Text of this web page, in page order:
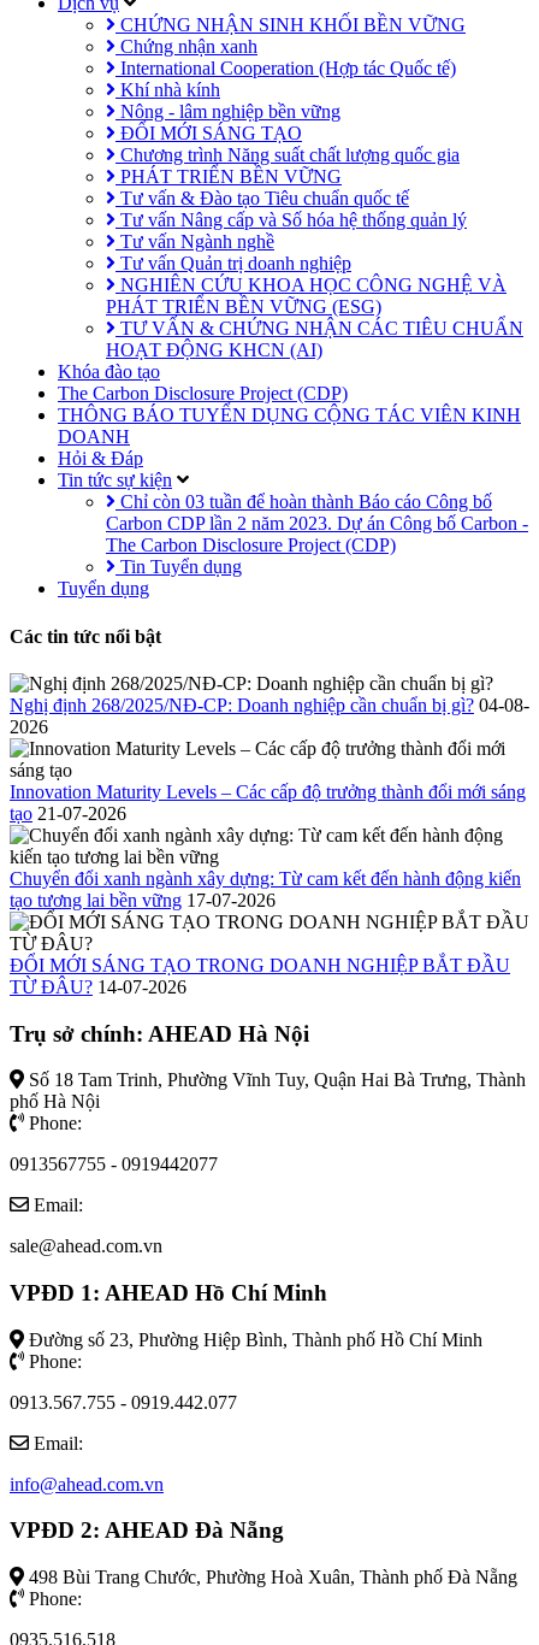
CHỨNG NHẬN SINH KHỐI BỀN VỮNG
Chứng nhận xanh
International Cooperation (Hợp tác Quốc tế)
Khí nhà kính
Nông - lâm nghiệp bền vững
ĐỔI MỚI SÁNG TẠO
Chương trình Năng suất chất lượng quốc gia
PHÁT TRIỂN BỀN VỮNG
Tư vấn & Đào tạo Tiêu chuẩn quốc tế
Tư vấn Nâng cấp và Số hóa hệ thống quản lý
Tư vấn Ngành nghề
Tư vấn Quản trị doanh nghiệp
NGHIÊN CỨU KHOA HỌC CÔNG NGHỆ VÀ
PHÁT TRIỂN BỀN VỮNG (ESG)
TƯ VẤN & CHỨNG NHẬN CÁC TIÊU CHUẨN
HOẠT ĐỘNG KHCN (AI)
Khóa đào tạo
The Carbon Disclosure Project (CDP)
THÔNG BÁO TUYỂN DỤNG CỘNG TÁC VIÊN KINH
DOANH
Hỏi & Đáp
Tin tức sự kiện
Chỉ còn 03 tuần để hoàn thành Báo cáo Công bố
Carbon CDP lần 2 năm 2023. Dự án Công bố Carbon -
The Carbon Disclosure Project (CDP)
Tin Tuyển dụng
Tuyển dụng
Các tin tức nổi bật
Nghị định 268/2025/NĐ-CP: Doanh nghiệp cần chuẩn bị gì? 04-08-
2026
Innovation Maturity Levels – Các cấp độ trưởng thành đổi mới sáng
tạo 21-07-2026
Chuyển đổi xanh ngành xây dựng: Từ cam kết đến hành động kiến
tạo tương lai bền vững 17-07-2026
ĐỔI MỚI SÁNG TẠO TRONG DOANH NGHIỆP BẮT ĐẦU
TỪ ĐÂU? 14-07-2026
Trụ sở chính: AHEAD Hà Nội
Số 18 Tam Trinh, Phường Vĩnh Tuy, Quận Hai Bà Trưng, Thành
phố Hà Nội
Phone:
0913567755 - 0919442077
Email:
sale@ahead.com.vn
VPĐD 1: AHEAD Hồ Chí Minh
Đường số 23, Phường Hiệp Bình, Thành phố Hồ Chí Minh
Phone:
0913.567.755 - 0919.442.077
Email:
info@ahead.com.vn
VPĐD 2: AHEAD Đà Nẵng
498 Bùi Trang Chước, Phường Hoà Xuân, Thành phố Đà Nẵng
Phone:
0935.516.518